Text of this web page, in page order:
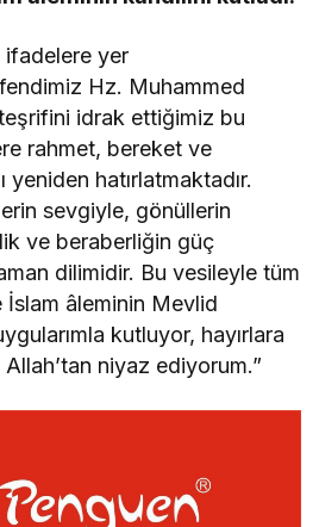
ifadelere yer
Hz. Muhammed
idrak ettiğimiz bu
rahmet, bereket ve
yeniden hatırlatmaktadır.
sevgiyle, gönüllerin
ve beraberliğin güç
dilimidir. Bu vesileyle tüm
âleminin Mevlid
kutluyor, hayırlara
Allah’tan niyaz ediyorum.”